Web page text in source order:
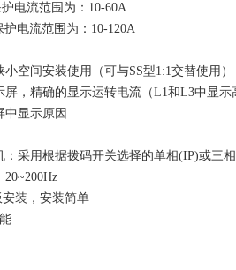
电流范围为：10-60A
电流范围为：10-120A
间安装使用（可与SS型1:1交替使用）
精确的显示运转电流（L1和L3中显示
显示原因
用根据拨码开关选择的单相(IP)或三相
装，安装简单